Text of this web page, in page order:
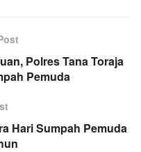
Polres Tana Toraja
Pemuda
Hari Sumpah Pemuda